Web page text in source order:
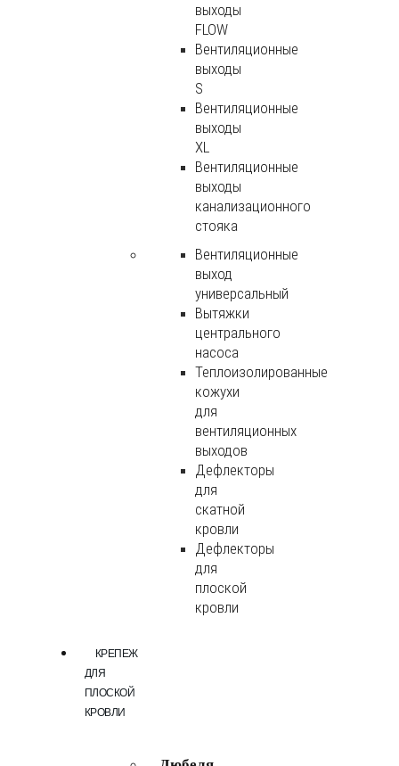
выходы
FLOW
Вентиляционные
выходы
S
Вентиляционные
выходы
XL
Вентиляционные
выходы
канализационного
стояка
Вентиляционные
выход
универсальный
Вытяжки
центрального
насоса
Теплоизолированные
кожухи
для
вентиляционных
выходов
Дефлекторы
для
скатной
кровли
Дефлекторы
для
плоской
кровли
КРЕПЕЖ
ДЛЯ
ПЛОСКОЙ
КРОВЛИ